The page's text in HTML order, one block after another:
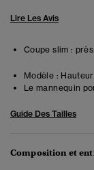
Lire Les Avis
Coupe slim :
Modèle :
Le mannequin
Guide Des Tailles
Composition et